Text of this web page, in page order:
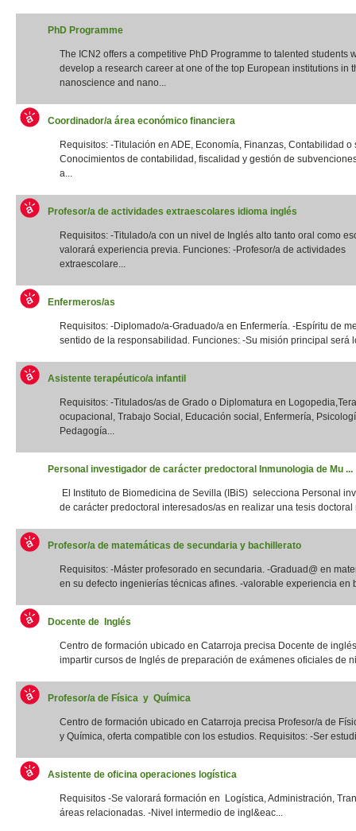
PhD Programme
The ICN2 offers a competitive PhD Programme to talented students
develop a research career at one of the top European institutions in
nanoscience and nano...
Coordinador/a área económico financiera
Requisitos: -Titulación en ADE, Economía, Finanzas, Contabilidad o
Conocimientos de contabilidad, fiscalidad y gestión de
a...
Profesor/a de actividades extraescolares idioma inglés
Requisitos: -Titulado/a con un nivel de Inglés alto tanto oral como
valorará experiencia previa. Funciones: -Profesor/a de actividades
extraescolare...
Enfermeros/as
Requisitos: -Diplomado/a-Graduado/a en Enfermería. -Espíritu de
sentido de la responsabilidad. Funciones: -Su misión principal será
Asistente terapéutico/a infantil
Requisitos: -Titulados/as de Grado o Diplomatura en
ocupacional, Trabajo Social, Educación social, Enfermería,
Pedagogía...
Personal investigador de carácter predoctoral Inmunologia de Mu ...
El Instituto de Biomedicina de Sevilla (IBiS) selecciona Personal
de carácter predoctoral interesados/as en realizar una tesis doctoral
Profesor/a de matemáticas de secundaria y bachillerato
Requisitos: -Máster profesorado en secundaria. -Graduad@ en
en su defecto ingenierías técnicas afines. -valorable experiencia en
Docente de Inglés
Centro de formación ubicado en Catarroja precisa Docente de
impartir cursos de Inglés de preparación de exámenes oficiales de
Profesor/a de Física y Química
Centro de formación ubicado en Catarroja precisa Profesor/a de
y Química, oferta compatible con los estudios. Requisitos: -Ser
Asistente de oficina operaciones logística
Requisitos -Se valorará formación en Logística, Administración,
áreas relacionadas. -Nivel intermedio de ingl&eac...